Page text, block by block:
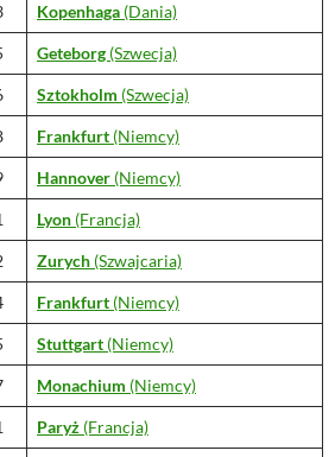
Kopenhaga (Dania)
Geteborg (Szwecja)
Sztokholm (Szwecja)
Frankfurt (Niemcy)
Hannover (Niemcy)
Lyon (Francja)
Zurych (Szwajcaria)
Frankfurt (Niemcy)
Stuttgart (Niemcy)
Monachium (Niemcy)
Paryż (Francja)